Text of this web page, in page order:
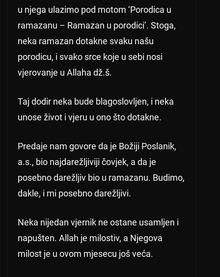
u njega ulazimo pod motom ‘Porodica u
ramazanu – Ramazan u porodici’. Stoga,
neka ramazan dotakne svaku našu
porodicu, i svako srce koje u sebi nosi
vjerovanje u Allaha dž.š.
Taj dodir neka bude blagoslovljen, i neka
unose život i vjeru u ono što dotakne.
Predaje nam govore da je Božiji Poslanik,
a.s., bio najdarežljiviji čovjek, a da je
posebno darežljiv bio u ramazanu. Budimo,
dakle, i mi posebno darežljivi.
Neka nijedan vjernik ne ostane usamljen i
napušten. Allah je milostiv, a Njegova
milost je u ovom mjesecu još veća.